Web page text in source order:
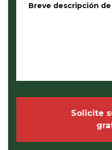
Breve descripción
Solicite